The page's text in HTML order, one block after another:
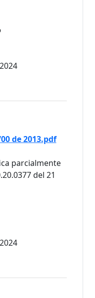
de 2013.pdf
parcialmente
del 21